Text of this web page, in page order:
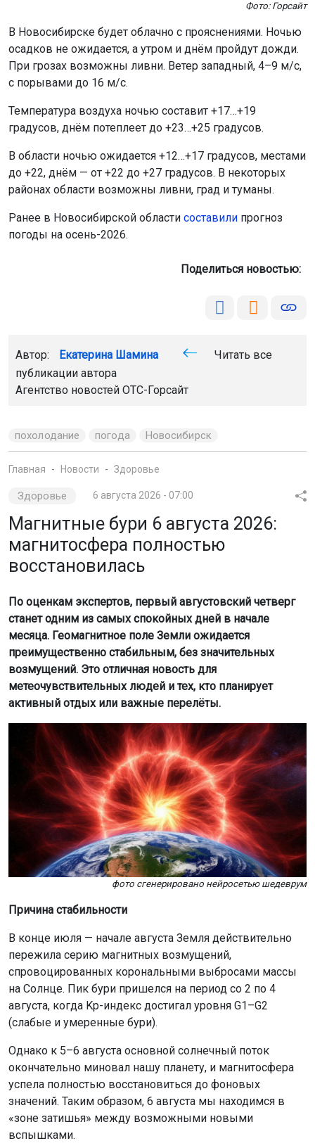
Фото: Горсайт
В Новосибирске будет облачно с прояснениями. Ночью
осадков не ожидается, а утром и днём пройдут дожди.
При грозах возможны ливни. Ветер западный, 4–9 м/с,
с порывами до 16 м/с.
Температура воздуха ночью составит +17…+19
градусов, днём потеплеет до +23…+25 градусов.
В области ночью ожидается +12…+17 градусов, местами
до +22, днём — от +22 до +27 градусов. В некоторых
районах области возможны ливни, град и туманы.
Ранее в Новосибирской области составили прогноз
погоды на осень-2026.
Поделиться новостью:
Автор: Екатерина Шамина
Читать все
публикации автора
Агентство новостей ОТС-Горсайт
похолодание погода Новосибирск
Главная Новости Здоровье
Здоровье 6 августа 2026 - 07:00
Магнитные бури 6 августа 2026:
магнитосфера полностью
восстановилась
По оценкам экспертов, первый августовский четверг
станет одним из самых спокойных дней в начале
месяца. Геомагнитное поле Земли ожидается
преимущественно стабильным, без значительных
возмущений. Это отличная новость для
метеочувствительных людей и тех, кто планирует
активный отдых или важные перелёты.
фото сгенерировано нейросетью шедеврум
Причина стабильности
В конце июля — начале августа Земля действительно
пережила серию магнитных возмущений,
спровоцированных корональными выбросами массы
на Солнце. Пик бури пришелся на период со 2 по 4
августа, когда Kp-индекс достигал уровня G1–G2
(слабые и умеренные бури).
Однако к 5–6 августа основной солнечный поток
окончательно миновал нашу планету, и магнитосфера
успела полностью восстановиться до фоновых
значений. Таким образом, 6 августа мы находимся в
«зоне затишья» между возможными новыми
вспышками.